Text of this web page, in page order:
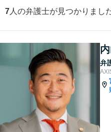
7 人の弁護士が見つかりまし
弁